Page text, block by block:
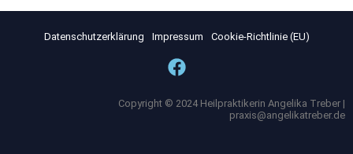
Datenschutzerklärung Impressum Cookie-Richtlinie (EU)
Copyright © 2024 Heilpraktikerin Angelika Treber |
praxis@angelikatreber.de